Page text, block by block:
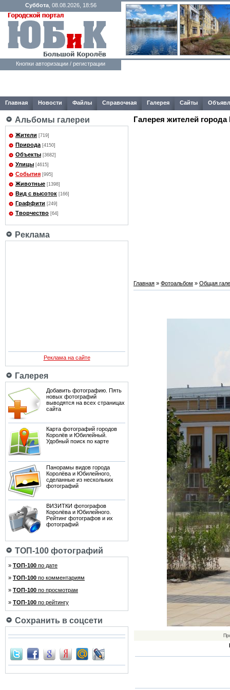
Суббота, 08.08.2026, 18:56
Кнопки авторизации / регистрации
Главная Новости Файлы Справочная Галерея Сайты
Альбомы галереи
Жители [719]
Природа [4150]
Объекты [3682]
Улицы [4615]
События [995]
Животные [1398]
Вид с высоток [166]
Граффити [249]
Творчество [64]
Реклама
Реклама на сайте
Галерея
Добавить фотографию. Пять
новых фотографий
выводятся на всех страницах
сайта
Карта фотографий городов
Королёв и Юбилейный.
Удобный поиск по карте
Панорамы видов города
Королёва и Юбилейного,
сделанные из нескольких
фотографий
ВИЗИТКИ фотографов
Королёва и Юбилейного.
Рейтинг фотографов и их
фотографий
ТОП-100 фотографий
» ТОП-100 по дате
» ТОП-100 по комментариям
» ТОП-100 по просмотрам
» ТОП-100 по рейтингу
Сохранить в соцсети
Галерея жителей города
Главная » Фотоальбом » Общая